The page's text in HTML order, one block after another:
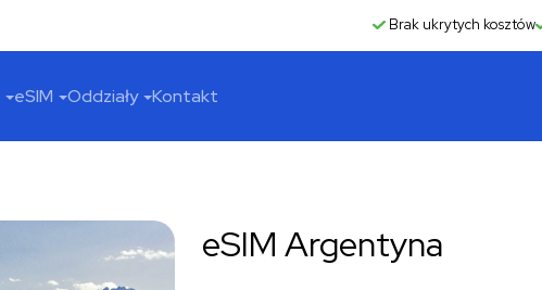
Brak ukrytych kosztów
eSIM Oddziały Kontakt
eSIM Argentyna